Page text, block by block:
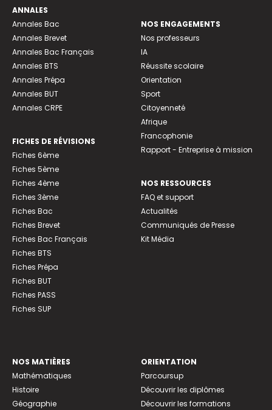
ANNALES
Annales Bac
Annales Brevet
Annales Bac Français
Annales BTS
Annales Prépa
Annales BUT
Annales CRPE
FICHES DE RÉVISIONS
Fiches 6ème
Fiches 5ème
Fiches 4ème
Fiches 3ème
Fiches Bac
Fiches Brevet
Fiches Bac Français
Fiches BTS
Fiches Prépa
Fiches BUT
Fiches PASS
Fiches SUP
NOS ENGAGEMENTS
Nos professeurs
IA
Réussite scolaire
Orientation
Sport
Citoyenneté
Afrique
Francophonie
Rapport - Entreprise à mission
NOS RESSOURCES
FAQ et support
Actualités
Communiqués de Presse
Kit Média
NOS MATIÈRES
Mathématiques
Histoire
Géographie
ORIENTATION
Parcoursup
Découvrir les diplômes
Découvrir les formations